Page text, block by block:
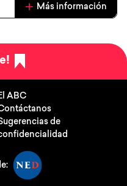
Más información
ABC
de